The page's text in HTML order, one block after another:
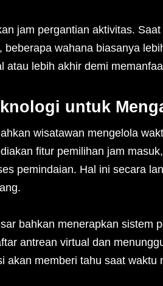
jam pergantian aktivitas.
beberapa wahana biasanya
atau lebih akhir demi
untuk
wisatawan mengelola
fitur pemilihan jam
pemindaian. Hal ini secara
bahkan menerapkan sistem
antrean virtual dan
akan memberi tahu saat waktu